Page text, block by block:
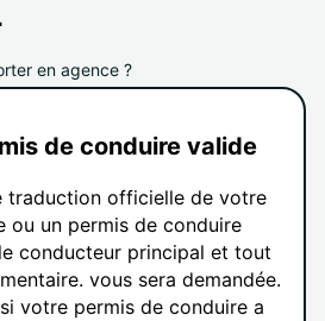
en agence ?
de conduire valide
traduction officielle de votre
ou un permis de conduire
conducteur principal et tout
vous sera demandée.
votre permis de conduire a